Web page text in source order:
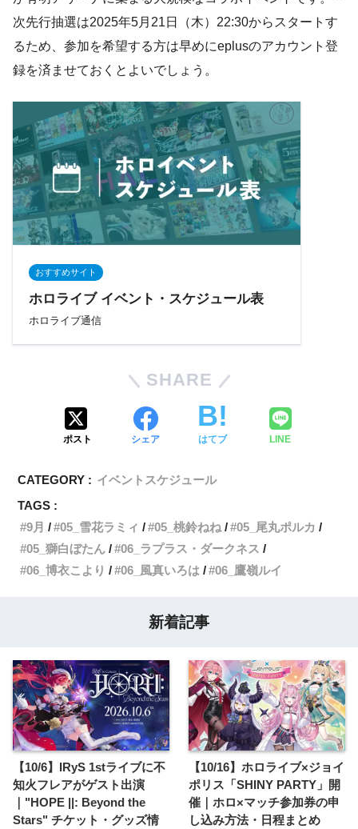
次先行抽選は2025年5月21日（木）22:30からスタートす
るため、参加を希望する方は早めにeplusのアカウント登
録を済ませておくとよいでしょう。
おすすめサイト
ホロライブ イベント・スケジュール表
ホロライブ通信
SHARE
ポスト シェア はてブ LINE
CATEGORY : イベントスケジュール
TAGS :
9月
05_雪花ラミィ 05_桃鈴ねね
05_尾丸ポルカ
05_獅白ぼたん
06_ラプラス・ダークネス
06_博衣こより
06_風真いろは 06_鷹嶺ルイ
新着記事
【10/6】IRyS 1stライブに不
知火フレアがゲスト出演
｜"HOPE ||: Beyond the
Stars" チケット・グッズ情
【10/16】ホロライブ×ジョイ
ポリス「SHINY PARTY」開
催｜ホロ×マッチ参加券の申
し込み方法・日程まとめ